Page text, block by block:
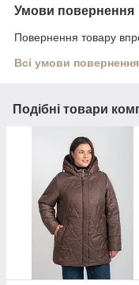
Умови повернення
Повернення товару
Всі умови повернення
Подібні товари